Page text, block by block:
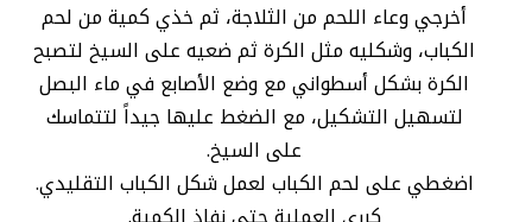
أخرجي وعاء اللحم من الثلاجة، ثم خذي كمية من لحم
الكباب، وشكليه مثل الكرة ثم ضعيه على السيخ لتصبح
الكرة بشكل أسطواني مع وضع الأصابع في ماء البصل
لتسهيل التشكيل، مع الضغط عليها جيداً لتتماسك
على السيخ.
اضغطي على لحم الكباب لعمل شكل الكباب التقليدي.